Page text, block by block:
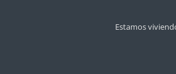
Estamos